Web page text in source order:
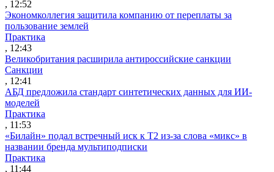
, 12:52
Экономколлегия защитила компанию от переплаты за
пользование землей
Практика
, 12:43
Великобритания расширила антироссийские санкции
Санкции
, 12:41
АБД предложила стандарт синтетических данных для ИИ-
моделей
Практика
, 11:53
«Билайн» подал встречный иск к Т2 из-за слова «микс» в
названии бренда мультиподписки
Практика
, 11:44